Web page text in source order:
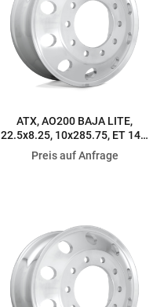
ATX, AO200 BAJA LITE,
22.5x8.25, 10x285.75, ET 147,
AR GUARD HIGH LUSTER
POLISHED
Preis auf Anfrage